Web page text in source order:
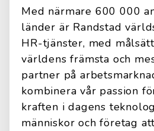
Med närmare 600 000
länder är Randstad
HR-tjänster, med
världens främsta och
partner på
kombinera vår passion
kraften i dagens
människor och företag